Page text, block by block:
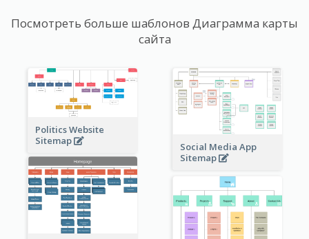
Посмотреть больше шаблонов Диаграмма карты
сайта
Politics Website
Sitemap
Social Media App
Sitemap